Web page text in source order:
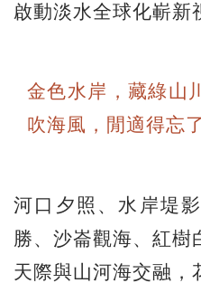
啟動淡水全球化嶄新
金色水岸，藏綠山
吹海風，閒適得忘
河口夕照、水岸堤
勝、沙崙觀海、紅
天際與山河海交融，